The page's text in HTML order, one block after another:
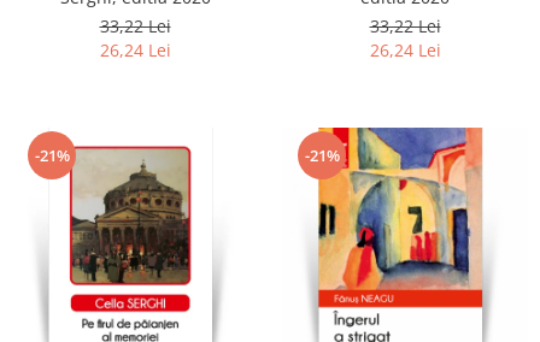
33,22 Lei
26,24 Lei
33,22 Lei
26,24 Lei
-21% -21%